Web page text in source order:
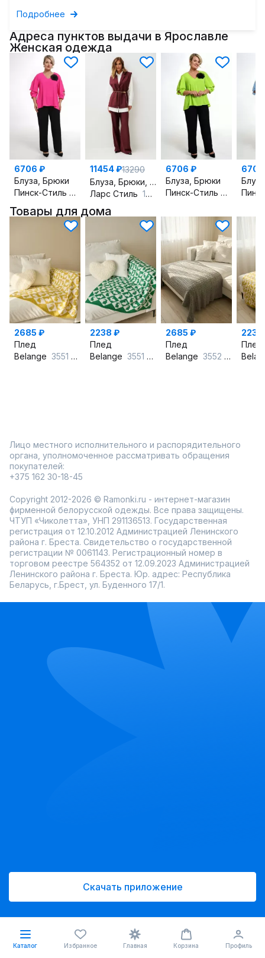
Подробнее
Адреса пунктов выдачи в Ярославле
Женская одежда
6706 ₽
Блуза, Брюки
Пинск-Стиль162 розовый
11454 ₽13290
Блуза, Брюки, Жилет, Пояс
Ларс Стиль 1246 оттенки_бордо_молочного
6706 ₽
Блуза, Брюки
Пинск-Стиль162
Товары для дома
2685 ₽
Плед
Belange 3551 горчичный
2238 ₽
Плед
Belange 3551 зеленый
2685 ₽
Плед
Belange 3552 серый
2238
Плед
Лицо местного исполнительного и распорядительного
органа, уполномоченное рассматривать обращения
покупателей:
+375 162 30-18-45
Copyright 2012-2026 © Ramonki.ru - интернет-магазин
фирменной белорусской одежды. Все права защищены.
ЧТУП «Чиколетта», УНП 291136513. Государственная
регистрация от 12.10.2012 Администрацией Ленинского
района г. Бреста. Свидетельство о государственной
регистрации № 0061143. Регистрационный номер в
торговом реестре 564352 от 12.09.2023 Администрацией
Ленинского района г. Бреста. Юр. адрес: Республика
Беларусь, г.Брест, ул. Буденного 17/1.
Скачать приложение
Каталог Избранное Главная Корзина Профиль